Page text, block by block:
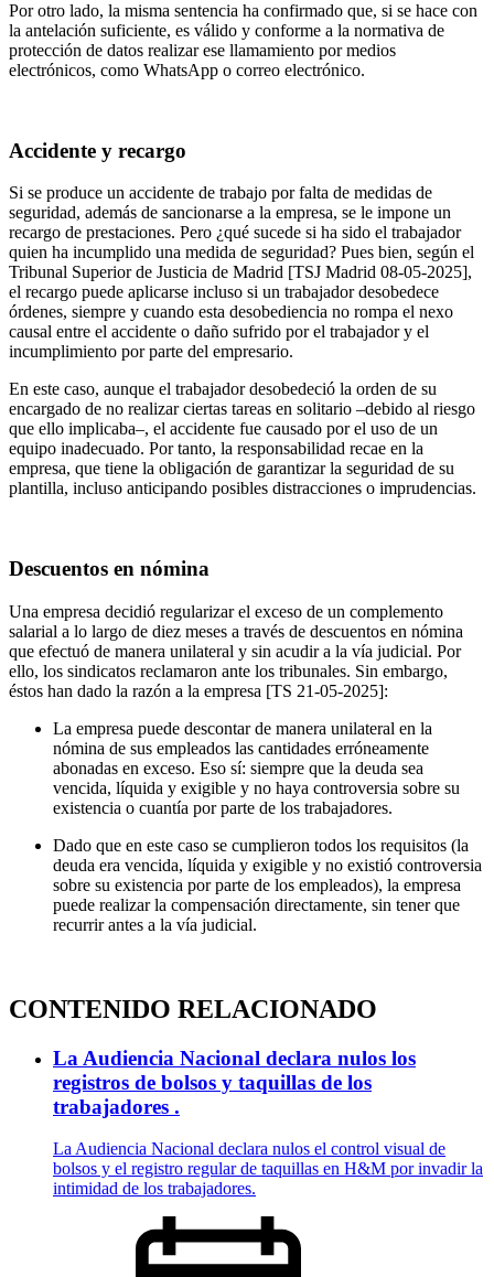
Por otro lado, la misma sentencia ha confirmado que, si se hace con
la antelación suficiente, es válido y conforme a la normativa de
protección de datos realizar ese llamamiento por medios
electrónicos, como WhatsApp o correo electrónico.
Accidente y recargo
Si se produce un accidente de trabajo por falta de medidas de
seguridad, además de sancionarse a la empresa, se le impone un
recargo de prestaciones. Pero ¿qué sucede si ha sido el trabajador
quien ha incumplido una medida de seguridad? Pues bien, según el
Tribunal Superior de Justicia de Madrid [TSJ Madrid 08-05-2025],
el recargo puede aplicarse incluso si un trabajador desobedece
órdenes, siempre y cuando esta desobediencia no rompa el nexo
causal entre el accidente o daño sufrido por el trabajador y el
incumplimiento por parte del empresario.
En este caso, aunque el trabajador desobedeció la orden de su
encargado de no realizar ciertas tareas en solitario –debido al riesgo
que ello implicaba–, el accidente fue causado por el uso de un
equipo inadecuado. Por tanto, la responsabilidad recae en la
empresa, que tiene la obligación de garantizar la seguridad de su
plantilla, incluso anticipando posibles distracciones o imprudencias.
Descuentos en nómina
Una empresa decidió regularizar el exceso de un complemento
salarial a lo largo de diez meses a través de descuentos en nómina
que efectuó de manera unilateral y sin acudir a la vía judicial. Por
ello, los sindicatos reclamaron ante los tribunales. Sin embargo,
éstos han dado la razón a la empresa [TS 21-05-2025]:
La empresa puede descontar de manera unilateral en la
nómina de sus empleados las cantidades erróneamente
abonadas en exceso. Eso sí: siempre que la deuda sea
vencida, líquida y exigible y no haya controversia sobre su
existencia o cuantía por parte de los trabajadores.
Dado que en este caso se cumplieron todos los requisitos (la
deuda era vencida, líquida y exigible y no existió controversia
sobre su existencia por parte de los empleados), la empresa
puede realizar la compensación directamente, sin tener que
recurrir antes a la vía judicial.
CONTENIDO RELACIONADO
La Audiencia Nacional declara nulos los
registros de bolsos y taquillas de los
trabajadores .
La Audiencia Nacional declara nulos el control visual de
bolsos y el registro regular de taquillas en H&M por invadir la
intimidad de los trabajadores.